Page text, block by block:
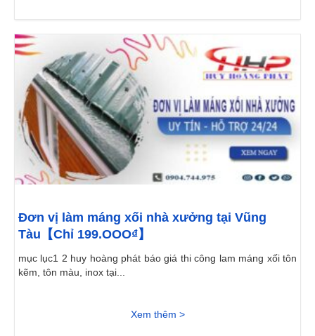
Đơn vị làm máng xối nhà xưởng tại Vũng
Tàu【Chỉ 199.OOO₫】
mục lục1 2 huy hoàng phát báo giá thi công lam máng xối tôn
kẽm, tôn màu, inox tại...
Xem thêm >